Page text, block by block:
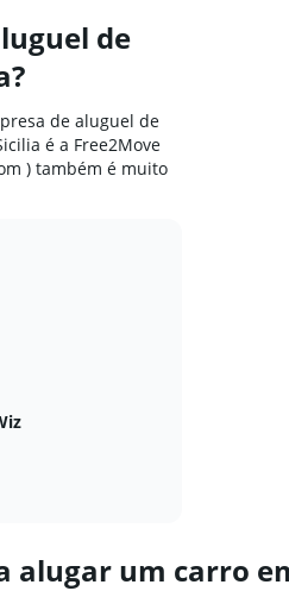
Ver preços
de
de aluguel de
é a Free2Move
) também é muito
alugar um carro